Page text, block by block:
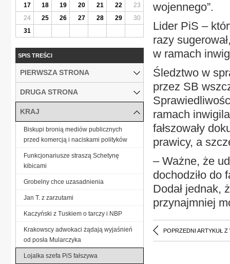
wojennego”.
Lider PiS –
razy
w ramach
Śledztwo w
przez SB
ramach
fałszowały
prawicy, a
– Ważne, że
dochodziło do
Dodał jednak,
przynajmniej
POPRZEDNI ARTYKUŁ Z
17
18 19 20 21 22
23
24
25 26 27 28 29
30
31
SPIS TREŚCI
PIERWSZA STRONA
DRUGA STRONA
KRAJ
Biskupi bronią mediów publicznych
przed komercją i naciskami polityków
Funkcjonariusze straszą Schetynę
kibicami
Grobelny chce uzasadnienia
Jan T. z zarzutami
Kaczyński z Tuskiem o tarczy i NBP
Krakowscy adwokaci żądają wyjaśnień
od posła Mularczyka
Lojalka szefa PiS fałszywa